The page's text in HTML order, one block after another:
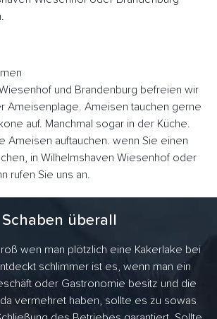
und Brandenburg befreien wir
Ameisenplage. Ameisen tauchen gerne
auf. Manchmal sogar in der Küche.
Ameisen auftauchen. wenn Sie einen
in Wilhelmshaven Wiesenhof oder
rufen Sie uns an.
Schaben überall
wen man plötzlich eine Kakerlake bei
schlimmer ist es, wenn man ein
oder Gastronomie besitz und die
vermehret haben, sollte es zu sowas